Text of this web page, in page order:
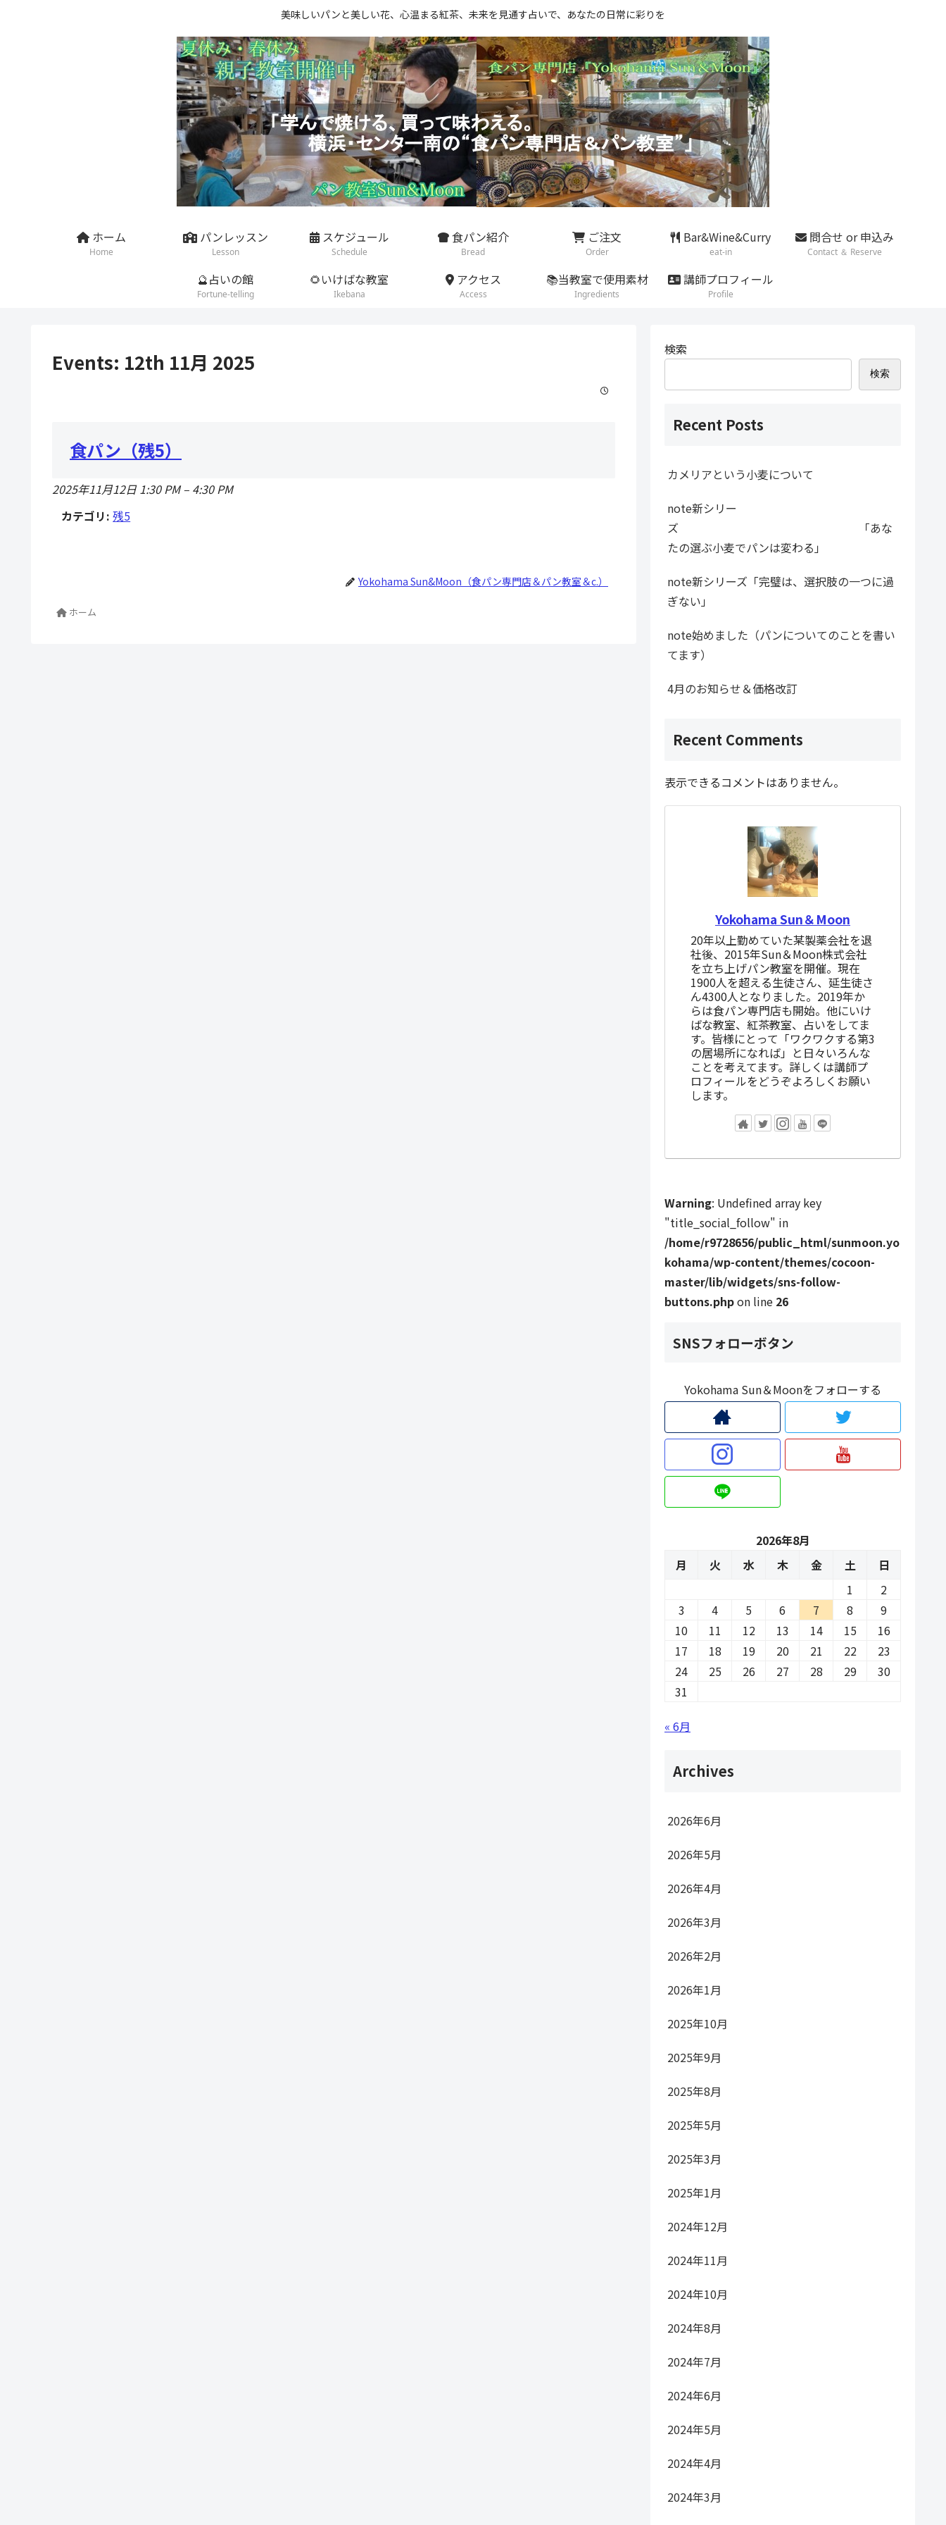
美味しいパンと美しい花、心温まる紅茶、未来を見通す占いで、あなたの日常に彩りを
ホーム
Home
パンレッスン
Lesson
スケジュール
Schedule
食パン紹介
Bread
ご注文
Order
Bar&Wine&Curry
eat-in
問合せ or 申込み
Contact ＆ Reserve
🔮占いの館
Fortune-telling
🌻いけばな教室
Ikebana
アクセス
Access
📚当教室で使用素材
Ingredients
講師プロフィール
Profile
Events: 12th 11月 2025
食パン（残5）
2025年11月12日 1:30 PM– 4:30 PM
カテゴリ: 残5
Yokohama Sun&Moon（食パン専門店＆パン教室＆c.）
ホーム
検索
検索
Recent Posts
カメリアという小麦について
note新シリー
ズ 「あな
たの選ぶ小麦でパンは変わる」
note新シリーズ「完璧は、選択肢の一つに過
ぎない」
note始めました（パンについてのことを書い
てます）
4月のお知らせ＆価格改訂
Recent Comments
表示できるコメントはありません。
Yokohama Sun＆Moon
20年以上勤めていた某製薬会社を退
社後、2015年Sun＆Moon株式会社
を立ち上げパン教室を開催。現在
1900人を超える生徒さん、延生徒さ
ん4300人となりました。2019年か
らは食パン専門店も開始。他にいけ
ばな教室、紅茶教室、占いをしてま
す。皆様にとって「ワクワクする第3
の居場所になれば」と日々いろんな
ことを考えてます。詳しくは講師プ
ロフィールをどうぞよろしくお願い
します。
Warning: Undefined array key
"title_social_follow" in
/home/r9728656/public_html/sunmoon.yo
kohama/wp-content/themes/cocoon-
master/lib/widgets/sns-follow-
buttons.phpon line 26
SNSフォローボタン
Yokohama Sun＆Moonをフォローする
2026年8月
月
火 水 木 金 土
日
1
2
3
4 5 6 7 8
9
10
11 12 13 14 15
16
17
18 19 20 21 22
23
24
25 26 27 28 29
30
31
« 6月
Archives
2026年6月
2026年5月
2026年4月
2026年3月
2026年2月
2026年1月
2025年10月
2025年9月
2025年8月
2025年5月
2025年3月
2025年1月
2024年12月
2024年11月
2024年10月
2024年8月
2024年7月
2024年6月
2024年5月
2024年4月
2024年3月